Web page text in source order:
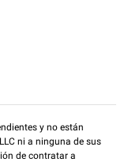
y no están
ni a ninguna de sus
de contratar a